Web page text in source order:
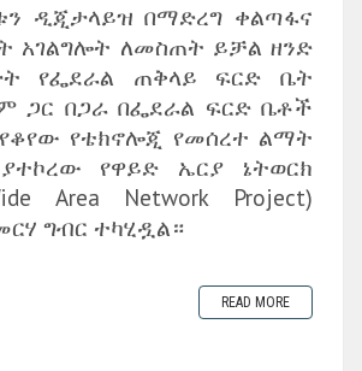
ዲጂታላይዝ በማድረግ ቀልጣፋና
አገልግሎት ለመስጠት ይቻል ዘንድ
የፌደራል ጠቅላይ ፍርድ ቤት
ጋር በጋራ በፌደራል ፍርድ ቤቶች
የቴክኖሎጂ የመሰረተ ልማት
የዋይድ ኤርያ ኔትወርክ
Area Network Project)
ግብር ተካሂዷል።
READ MORE